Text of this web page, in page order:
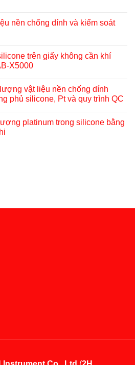
nền chống dính và kiểm soát
trên giấy không cần khí
X5000
vật liệu nền chống dính
phủ silicone, Pt và quy trình QC
platinum trong silicone bằng